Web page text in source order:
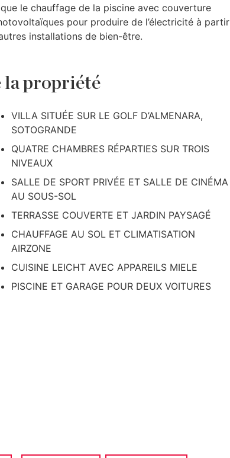
le chauffage de la piscine avec couverture
pour produire de l’électricité à partir
installations de bien-être.
la propriété
VILLA SITUÉE SUR LE GOLF D’ALMENARA,
SOTOGRANDE
QUATRE CHAMBRES RÉPARTIES SUR TROIS
NIVEAUX
SALLE DE SPORT PRIVÉE ET SALLE DE CINÉMA
AU SOUS-SOL
TERRASSE COUVERTE ET JARDIN PAYSAGÉ
CHAUFFAGE AU SOL ET CLIMATISATION
AIRZONE
CUISINE LEICHT AVEC APPAREILS MIELE
PISCINE ET GARAGE POUR DEUX VOITURES